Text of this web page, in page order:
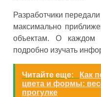
Разработчики
максимально
объектам. О каждом
подробно изучать
Читайте еще:
Как
цвета и формы:
прогулке